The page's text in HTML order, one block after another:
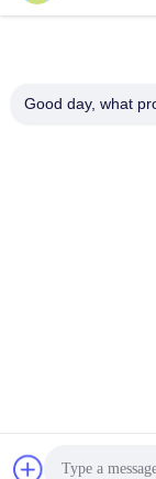
Xilang,
Good day, what